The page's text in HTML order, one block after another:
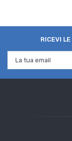
RICEVI